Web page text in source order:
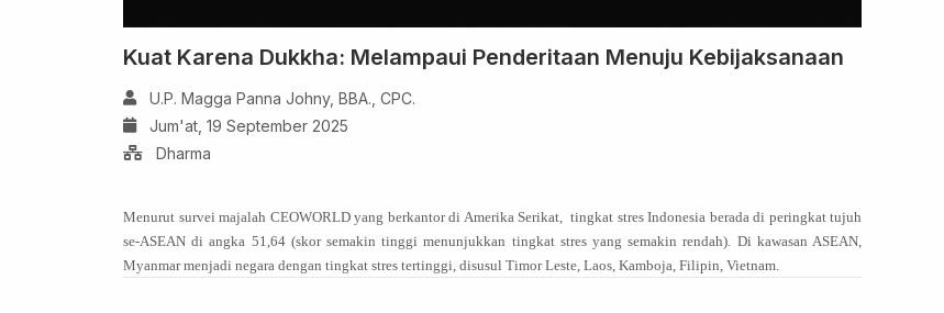
Kuat Karena Dukkha: Melampaui Penderitaan Menuju Kebijaksanaan
U.P. Magga Panna Johny, BBA., CPC.
Jum'at, 19 September 2025
Dharma
Menurut survei majalah CEOWORLD yang berkantor di Amerika Serikat,
tingkat stres Indonesia berada di peringkat tujuh
se-ASEAN di angka 51,64 (skor semakin tinggi menunjukkan tingkat stres yang semakin rendah). Di kawasan ASEAN,
Myanmar menjadi negara dengan tingkat stres tertinggi, disusul Timor Leste, Laos, Kamboja, Filipin, Vietnam.